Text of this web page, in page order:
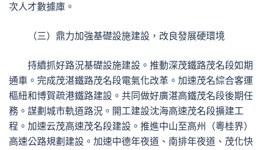
次人才數據庫。
（三）鼎力加強基礎設施建設，改良發展硬環境
持續抓好路況基礎設施建設。推動深茂鐵路茂名段如期
通車。完成茂湛鐵路茂名段電氣化改革。加速茂名綜合客運
樞紐和博賀疏港鐵路建設。共同做好廣湛高鐵茂名段後期任
務。謀劃城市軌道路況。開工建設沈海高速茂名段擴建工
程。加速云茂高速茂名段建設。推進中山至高州（粵桂界）
高速公路規劃建設。加速中德年夜道、南排年夜道、茂化快